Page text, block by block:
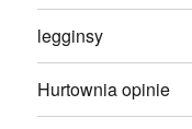
legginsy
Hurtownia opinie